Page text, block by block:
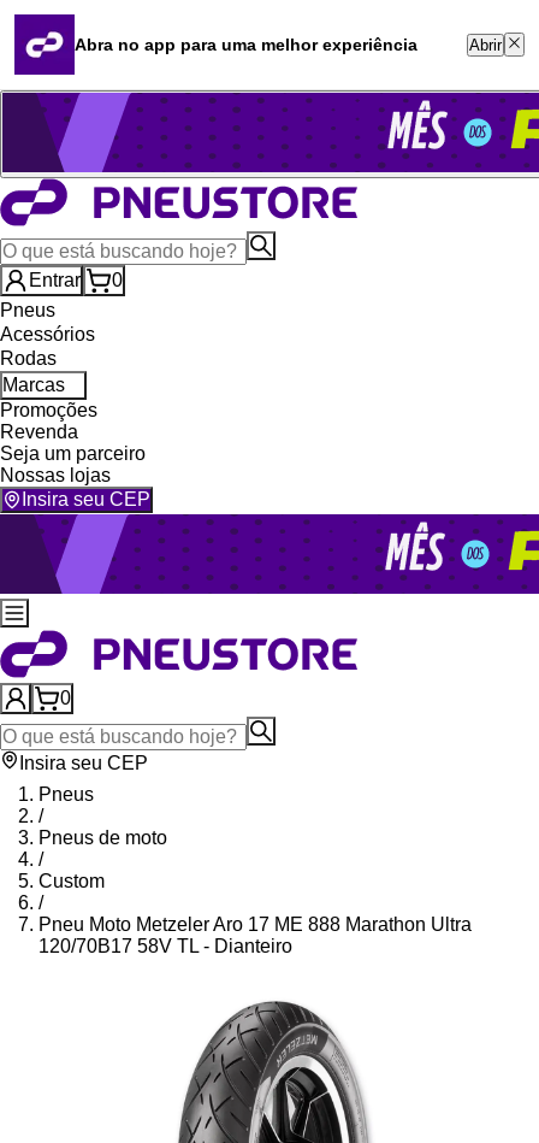
Quero revender
Blog
Whatsapp (16) 99764-8401
Televendas (47) 3046-2551
Entrar
0
Pneus
Acessórios
Rodas
Marcas
Promoções
Revenda
Seja um parceiro
Nossas lojas
Insira seu CEP
0
Insira seu CEP
Pneus
/
Pneus de moto
/
Custom
/
Pneu Moto Metzeler Aro 17 ME 888 Marathon Ultra
120/70B17 58V TL - Dianteiro
Abra no app para uma melhor experiência Abrir